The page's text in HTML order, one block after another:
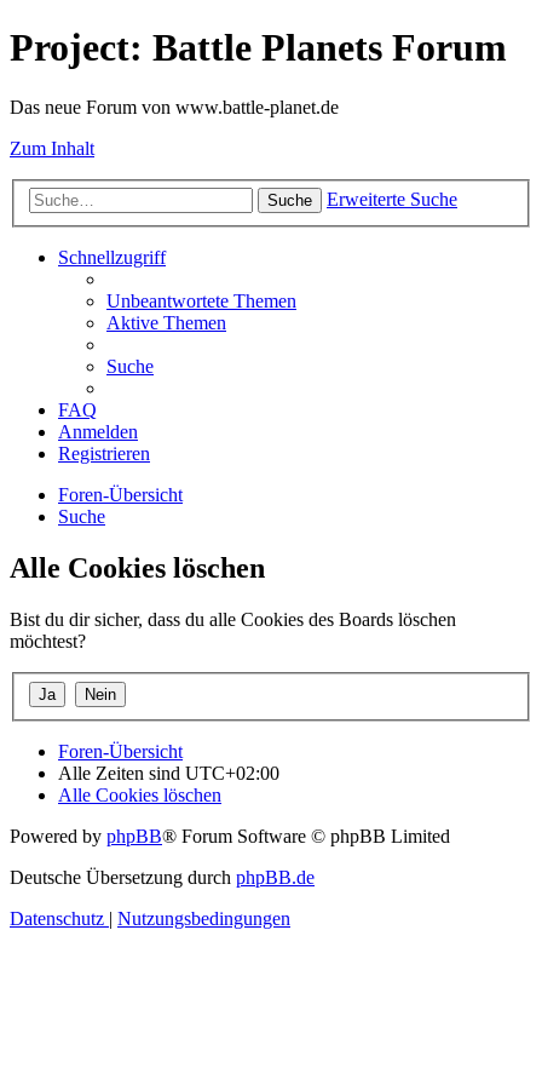
Project: Battle Planets Forum
Das neue Forum von www.battle-planet.de
Zum Inhalt
Suche Erweiterte Suche
Schnellzugriff
Unbeantwortete Themen
Aktive Themen
Suche
FAQ
Anmelden
Registrieren
Foren-Übersicht
Suche
Alle Cookies löschen
Bist du dir sicher, dass du alle Cookies des Boards löschen
möchtest?
Foren-Übersicht
Alle Zeiten sind UTC+02:00
Alle Cookies löschen
Powered by phpBB® Forum Software © phpBB Limited
Deutsche Übersetzung durch phpBB.de
Datenschutz | Nutzungsbedingungen